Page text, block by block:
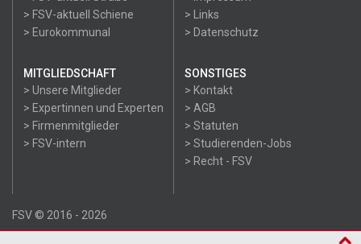
> FSV-aktuell Schiene
> Eurokommunal
> Links
> Datenschutz
MITGLIEDSCHAFT
> Unsere Mitglieder
> Expertinnen und Experten
> Firmenmitglieder
> FSV-intern
SONSTIGES
> Kontakt
> AGB
> Statuten
> Studierenden-Jobs
> Recht - FSV
FSV © 2016 - 2026